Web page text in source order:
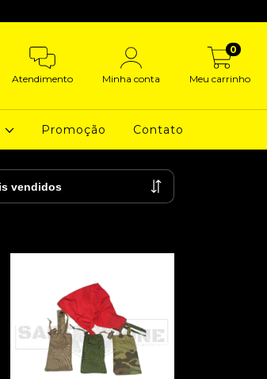
Atendimento Minha conta Meu carrinho
0
Promoção Contato